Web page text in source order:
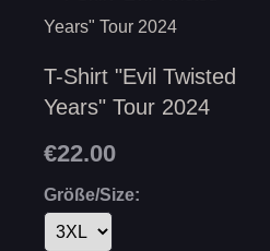
T-Shirt "Evil Twisted
Years" Tour 2024
€22.00
Größe/Size: